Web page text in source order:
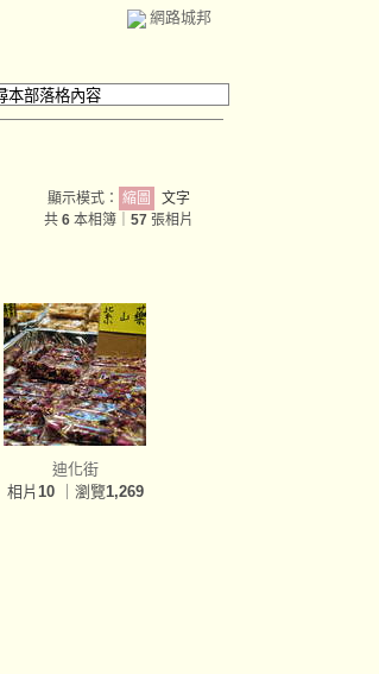
網路城邦
顯示模式： 縮圖
文字
共 6 本相簿｜ 57 張相片
迪化街
相片 10｜瀏覽1,269